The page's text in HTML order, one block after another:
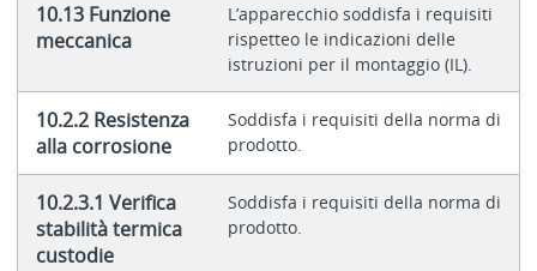
10.13 Funzione
meccanica
L’apparecchio soddisfa i requisiti
rispetteo le indicazioni delle
istruzioni per il montaggio (IL).
10.2.2 Resistenza
alla corrosione
Soddisfa i requisiti della norma di
prodotto.
10.2.3.1 Verifica
stabilità termica
custodie
Soddisfa i requisiti della norma di
prodotto.